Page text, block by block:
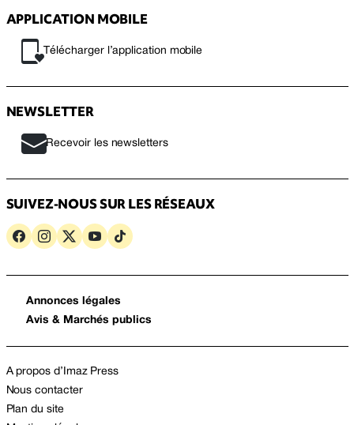
APPLICATION MOBILE
Télécharger l’application mobile
NEWSLETTER
Recevoir les newsletters
SUIVEZ-NOUS SUR LES RÉSEAUX
Annonces légales
Avis & Marchés publics
A propos d’Imaz Press
Nous contacter
Plan du site